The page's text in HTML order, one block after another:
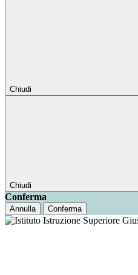
Chiudi
Chiudi
Conferma
Annulla Conferma